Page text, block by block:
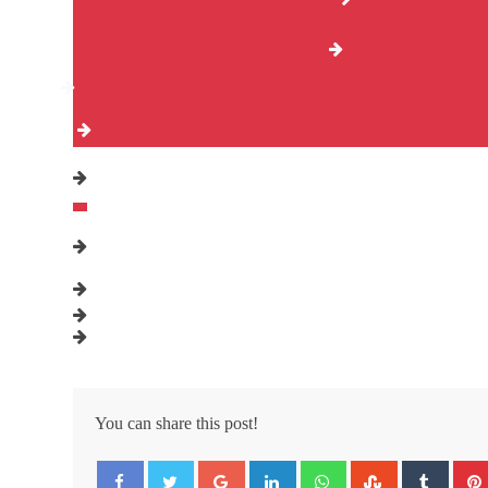
You can share this post!